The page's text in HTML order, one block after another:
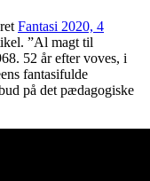
Fantasi 2020, 4
”Al magt til
52 år efter voves, i
fantasifulde
på det pædagogiske